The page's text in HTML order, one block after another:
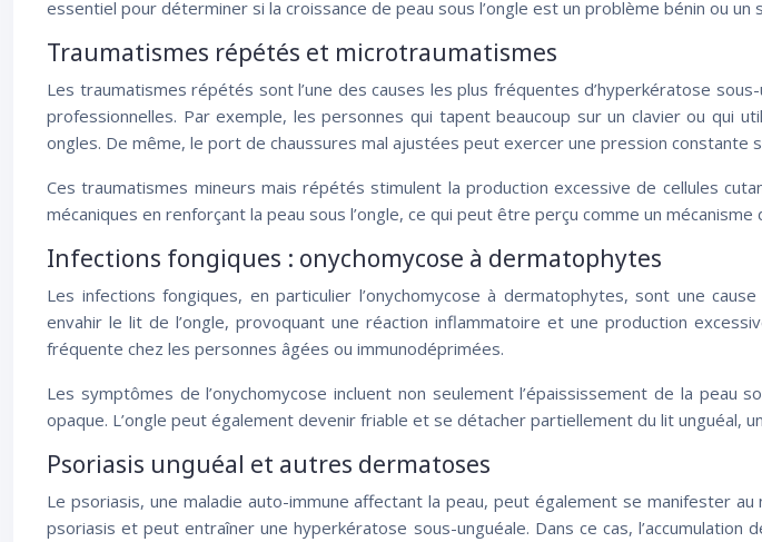
essentiel pour déterminer si la croissance de peau sous l’ongle est un problème bénin ou
Traumatismes répétés et microtraumatismes
Les traumatismes répétés sont l’une des causes les plus fréquentes d’hyperkératose
professionnelles. Par exemple, les personnes qui tapent beaucoup sur un clavier ou qui
ongles. De même, le port de chaussures mal ajustées peut exercer une pression constante
Ces traumatismes mineurs mais répétés stimulent la production excessive de cellules
mécaniques en renforçant la peau sous l’ongle, ce qui peut être perçu comme un
Infections fongiques : onychomycose à dermatophytes
Les infections fongiques, en particulier l’onychomycose à dermatophytes, sont une
envahir le lit de l’ongle, provoquant une réaction inflammatoire et une production
fréquente chez les personnes âgées ou immunodéprimées.
Les symptômes de l’onychomycose incluent non seulement l’épaississement de la peau
opaque. L’ongle peut également devenir friable et se détacher partiellement du lit unguéal,
Psoriasis unguéal et autres dermatoses
Le psoriasis, une maladie auto-immune affectant la peau, peut également se manifester
psoriasis et peut entraîner une hyperkératose sous-unguéale. Dans ce cas,